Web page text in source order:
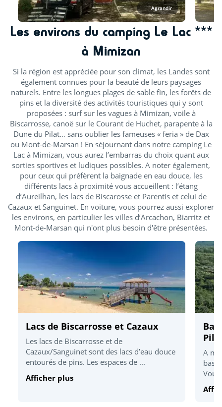
Agrandir
Les environs du camping Le Lac ***
à Mimizan
Si la région est appréciée pour son climat, les Landes sont
également connues pour la beauté de leurs paysages
naturels. Entre les longues plages de sable fin, les forêts de
pins et la diversité des activités touristiques qui y sont
proposées : surf sur les vagues à Mimizan, voile à
Biscarrosse, canoë sur le Courant de Huchet, parapente à la
Dune du Pilat… sans oublier les fameuses « feria » de Dax
ou Mont-de-Marsan ! En séjournant dans notre camping Le
Lac à Mimizan, vous aurez l’embarras du choix quant aux
sorties sportives et ludiques possibles. A noter également,
pour ceux qui préfèrent la baignade en eau douce, les
différents lacs à proximité vous accueillent : l’étang
d’Aureilhan, les lacs de Biscarosse et Parentis et celui de
Cazaux et Sanguinet. En voiture, vous pourrez aussi explorer
les environs, en particulier les villes d’Arcachon, Biarritz et
Mont-de-Marsan qui n'ont plus besoin d'être présentées.
Lacs de Biscarrosse et Cazaux
Les lacs de Biscarrosse et de
Cazaux/Sanguinet sont des lacs d’eau douce
entourés de pins. Les espaces de ...
Afficher plus
A